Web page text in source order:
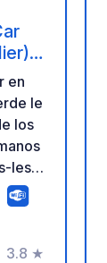
–
en
le
los
les-
del
3.8 ★